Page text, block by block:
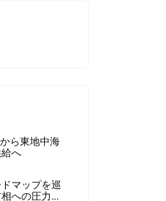
ら東地中海
へ
マップを巡
への圧力を